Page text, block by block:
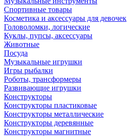
Спортивные товары
Косметика и аксессуары для девочек
Головоломки, логические
Куклы, пупсы, аксессуары
Животные
Посуда
Музыкальные игрушки
Игры рыбалки
Роботы, трансформеры
Развивающие игрушки
Конструкторы
Конструкторы пластиковые
Конструкторы металлические
Конструкторы деревянные
Конструкторы магнитные